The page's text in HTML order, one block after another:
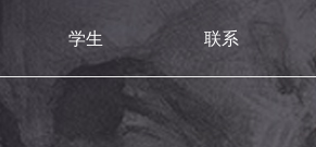
学生 联系